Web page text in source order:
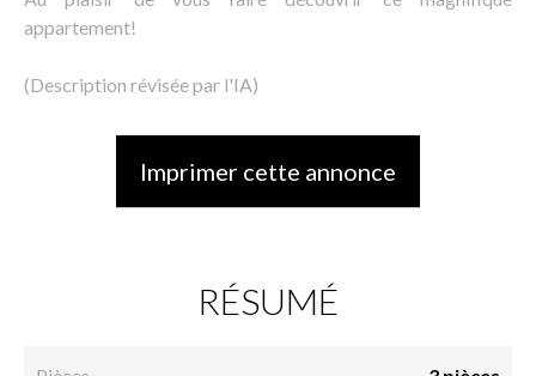
appartement!
(Description révisée par l'IA)
Imprimer cette annonce
RÉSUMÉ